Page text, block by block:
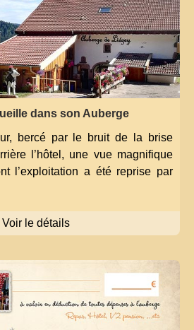
dans son Auberge
bercé par le bruit de la brise
l’hôtel, une vue magnifique
l’exploitation a été reprise par
Voir le détails